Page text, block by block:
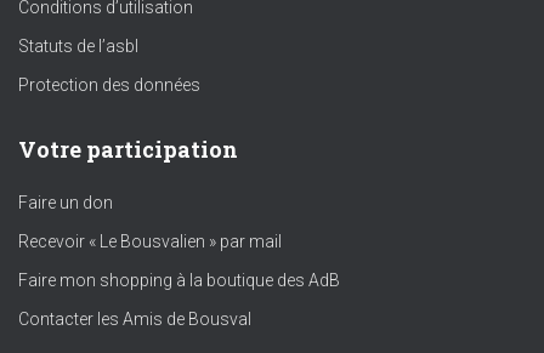
Conditions d’utilisation
Statuts de l’asbl
Protection des données
Votre participation
Faire un don
Recevoir « Le Bousvalien » par mail
Faire mon shopping à la boutique des AdB
Contacter les Amis de Bousval